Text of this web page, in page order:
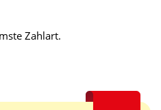
Zahlart.